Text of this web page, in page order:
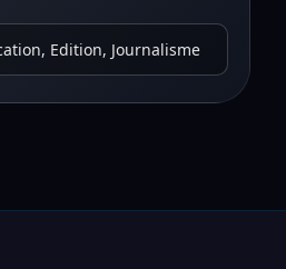
Edition, Journalisme